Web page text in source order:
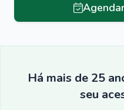
Há mais de 25
seu